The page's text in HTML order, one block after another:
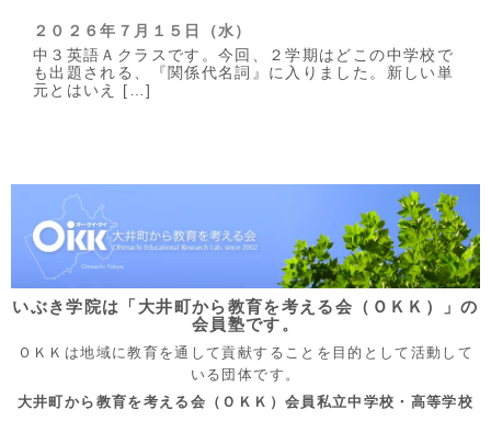
２０２６年７月１５日（水）
中３英語Ａクラスです。今回、２学期はどこの中学校で
も出題される、『関係代名詞』に入りました。新しい単
元とはいえ […]
いぶき学院は「大井町から教育を考える会（ＯＫＫ）」の
会員塾です。
ＯＫＫは地域に教育を通して貢献することを目的として活動して
いる団体です。
大井町から教育を考える会（ＯＫＫ）会員私立中学校・高等学校